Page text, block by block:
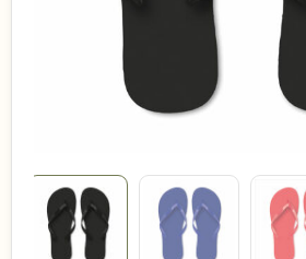
Bestsellers